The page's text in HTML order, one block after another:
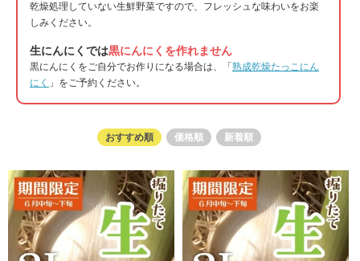
乾燥処理していない生鮮野菜ですので、フレッシュな味わいをお楽
しみください。
生にんにくでは黒にんにくを作れません
黒にんにくをご自分でお作りになる場合は、「 熟成乾燥たっこにん
にく 」をご予約ください。
おすすめ順 価格順 新着順